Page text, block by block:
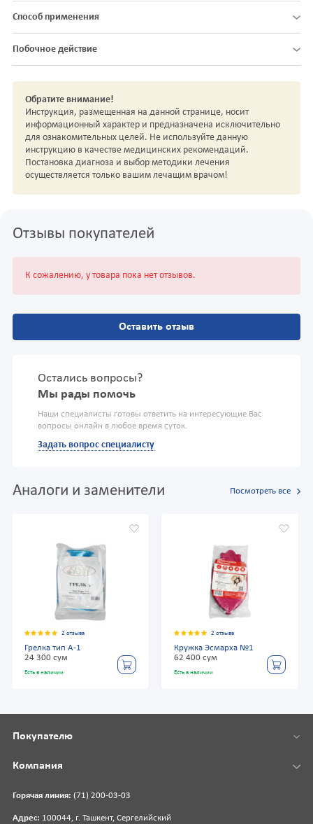
Способ применения
Побочное действие
Обратите внимание!
Инструкция, размещенная на данной странице, носит
информационный характер и предназначена исключительно
для ознакомительных целей. Не используйте данную
инструкцию в качестве медицинских рекомендаций.
Постановка диагноза и выбор методики лечения
осуществляется только вашим лечащим врачом!
Отзывы покупателей
К сожалению, у товара пока нет отзывов.
Оставить отзыв
Остались вопросы?
Мы рады помочь
Наши специалисты готовы ответить на интересующие Вас
вопросы онлайн в любое время суток.
Задать вопрос специалисту
Аналоги и заменители Посмотреть все
2 отзыва
Грелка тип А-1
24 300 сум
Есть в наличии
2 отзыва
Кружка Эсмарха №1
62 400 сум
Есть в наличии
Горячая линия: (71) 200-03-03
Адрес: 100044, г. Ташкент, Сергелийский
Покупателю
Компания